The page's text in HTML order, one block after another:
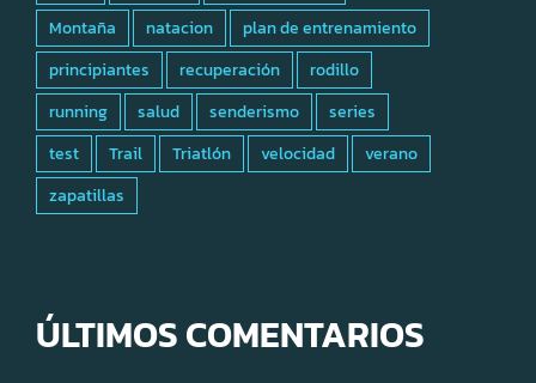
Montaña
natacion
plan de entrenamiento
principiantes
recuperación
rodillo
running
salud senderismo
series
test
Trail Triatlón velocidad
verano
zapatillas
ÚLTIMOS COMENTARIOS